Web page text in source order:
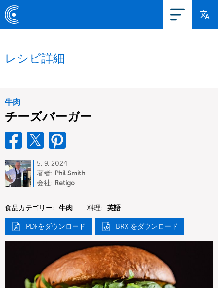
レシピ詳細
牛肉
チーズバーガー
5. 9. 2024
著者: Phil Smith
会社: Retigo
食品カテゴリー: 牛肉 料理: 英語
PDFをダウンロード BRX をダウンロード